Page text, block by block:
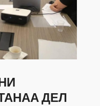
ДЕЛ